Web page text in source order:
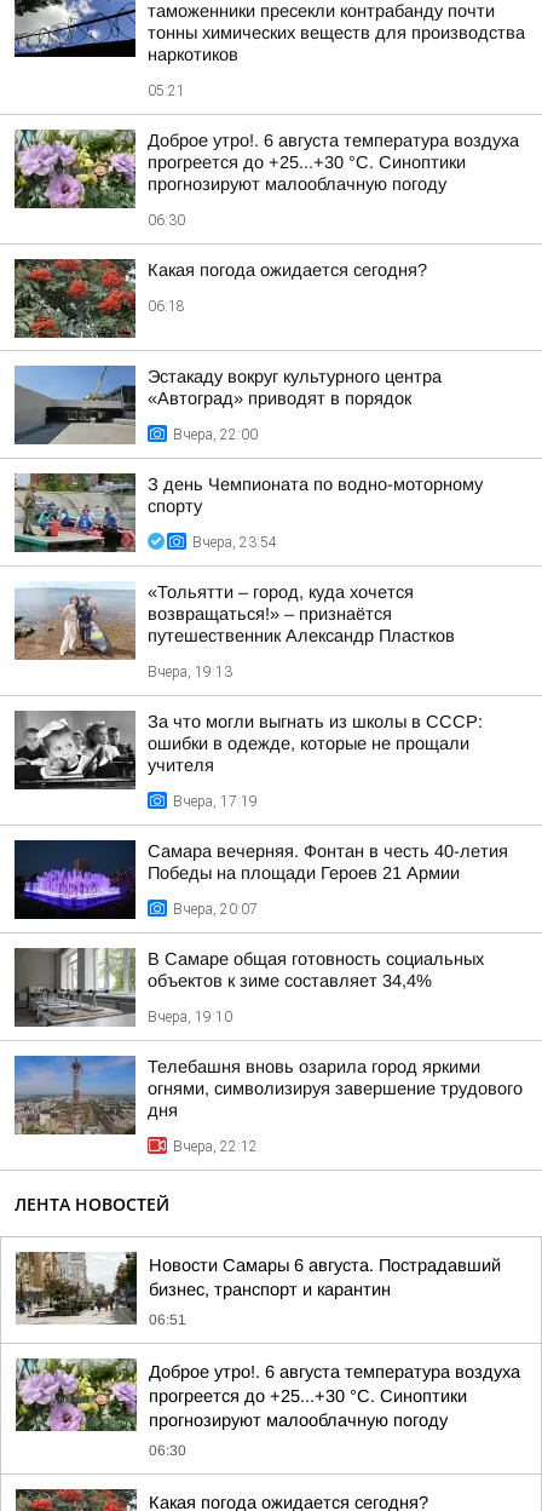
таможенники пресекли контрабанду почти
тонны химических веществ для производства
наркотиков
05:21
Доброе утро!. 6 августа температура воздуха
прогреется до +25...+30 °C. Синоптики
прогнозируют малооблачную погоду
06:30
Какая погода ожидается сегодня?
06:18
Эстакаду вокруг культурного центра
«Автоград» приводят в порядок
Вчера, 22:00
З день Чемпионата по водно-моторному
спорту
Вчера, 23:54
«Тольятти – город, куда хочется
возвращаться!» – признаётся
путешественник Александр Пластков
Вчера, 19:13
За что могли выгнать из школы в СССР:
ошибки в одежде, которые не прощали
учителя
Вчера, 17:19
Самара вечерняя. Фонтан в честь 40-летия
Победы на площади Героев 21 Армии
Вчера, 20:07
В Самаре общая готовность социальных
объектов к зиме составляет 34,4%
Вчера, 19:10
Телебашня вновь озарила город яркими
огнями, символизируя завершение трудового
дня
Вчера, 22:12
ЛЕНТА НОВОСТЕЙ
Новости Самары 6 августа. Пострадавший
бизнес, транспорт и карантин
06:51
Доброе утро!. 6 августа температура воздуха
прогреется до +25...+30 °C. Синоптики
прогнозируют малооблачную погоду
06:30
Какая погода ожидается сегодня?